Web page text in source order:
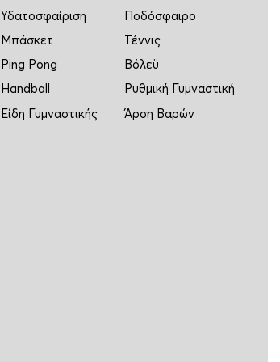
Υδατοσφαίριση
Ποδόσφαιρο
Μπάσκετ
Τέννις
Ping Pong
Βόλεϋ
Handball
Ρυθμική Γυμναστική
Είδη Γυμναστικής
Άρση Βαρών